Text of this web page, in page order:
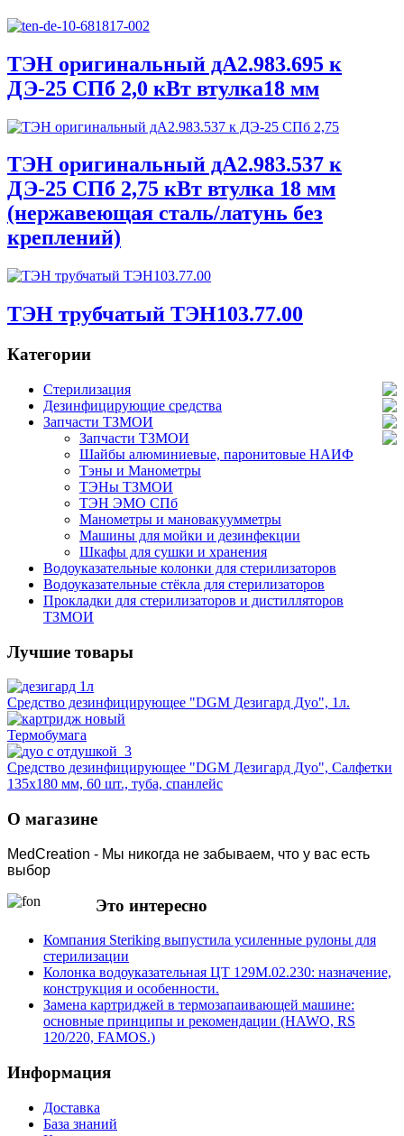
ТЭН оригинальный дА2.983.695 к
ДЭ-25 СПб 2,0 кВт втулка18 мм
ТЭН оригинальный дА2.983.537 к
ДЭ-25 СПб 2,75 кВт втулка 18 мм
(нержавеющая сталь/латунь без
креплений)
ТЭН трубчатый ТЭН103.77.00
Категории
Стерилизация
Дезинфицирующие средства
Запчасти ТЗМОИ
Запчасти ТЗМОИ
Шайбы алюминиевые, паронитовые НАИФ
Тэны и Манометры
ТЭНы ТЗМОИ
ТЭН ЭМО СПб
Манометры и мановакуумметры
Машины для мойки и дезинфекции
Шкафы для сушки и хранения
Водоуказательные колонки для стерилизаторов
Водоуказательные стёкла для стерилизаторов
Прокладки для стерилизаторов и дистилляторов
ТЗМОИ
Лучшие товары
Средство дезинфицирующее "DGM Дезигард Дуо", 1л.
Термобумага
Средство дезинфицирующее "DGM Дезигард Дуо", Салфетки
135х180 мм, 60 шт., туба, спанлейс
О магазине
MedCreation - Мы никогда не забываем, что у вас есть
выбор
Это интересно
Компания Steriking выпустила усиленные рулоны для
стерилизации
Колонка водоуказательная ЦТ 129М.02.230: назначение,
конструкция и особенности.
Замена картриджей в термозапаивающей машине:
основные принципы и рекомендации (HAWO, RS
120/220, FAMOS.)
Информация
Доставка
База знаний